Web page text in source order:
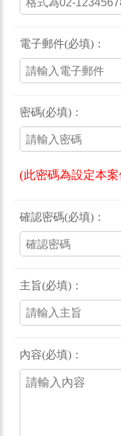
電子郵件(必填)：
密碼(必填)：
(此密碼為設定本
確認密碼(必填)：
主旨(必填)：
內容(必填)：